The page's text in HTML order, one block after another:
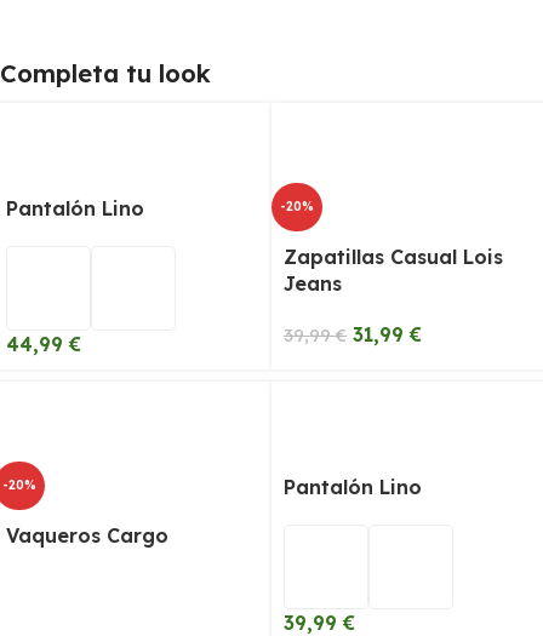
Completa tu look
Pantalón Lino
44,99€
-20%
Zapatillas Casual Lois
Jeans
39,99€ 31,99€
-20%
Vaqueros Cargo
Pantalón Lino
39,99€